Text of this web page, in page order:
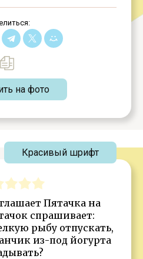
на фото
Пятачка на
спрашивает:
рыбу отпускать,
из-под йогурта
Красивый шрифт